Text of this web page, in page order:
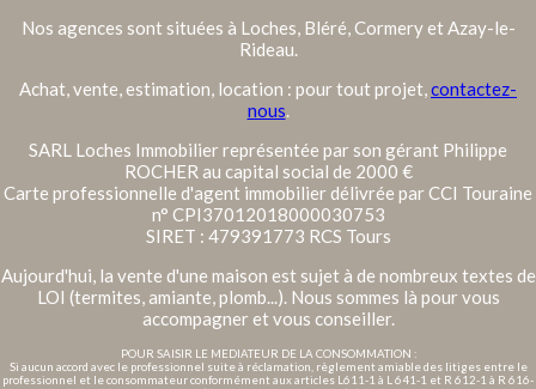
Nos agences sont situées à Loches, Bléré, Cormery et Azay-le-
Rideau.
Achat, vente, estimation, location : pour tout projet,contactez-
nous.
SARL Loches Immobilier représentée par son gérant Philippe
ROCHER au capital social de 2000 €
Carte professionnelle d'agent immobilier délivrée par CCI Touraine
n° CPI37012018000030753
SIRET : 479391773 RCS Tours
Aujourd'hui, la vente d'une maison est sujet à de nombreux textes de
LOI (termites, amiante, plomb...). Nous sommes là pour vous
accompagner et vous conseiller.
POUR SAISIR LE MEDIATEUR DE LA CONSOMMATION :
Si aucun accord avec le professionnel suite à réclamation, règlement amiable des litiges entre le
professionnel et le consommateur conformément aux articles L611-1 à L 641-1 et R 612-1 à R 616-